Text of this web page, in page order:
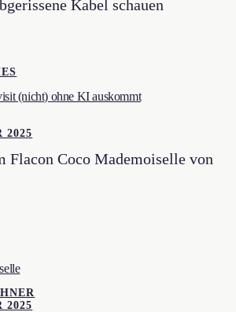
(nicht) ohne KI auskommt
2025
2025